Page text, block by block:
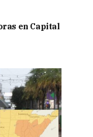
en Capital